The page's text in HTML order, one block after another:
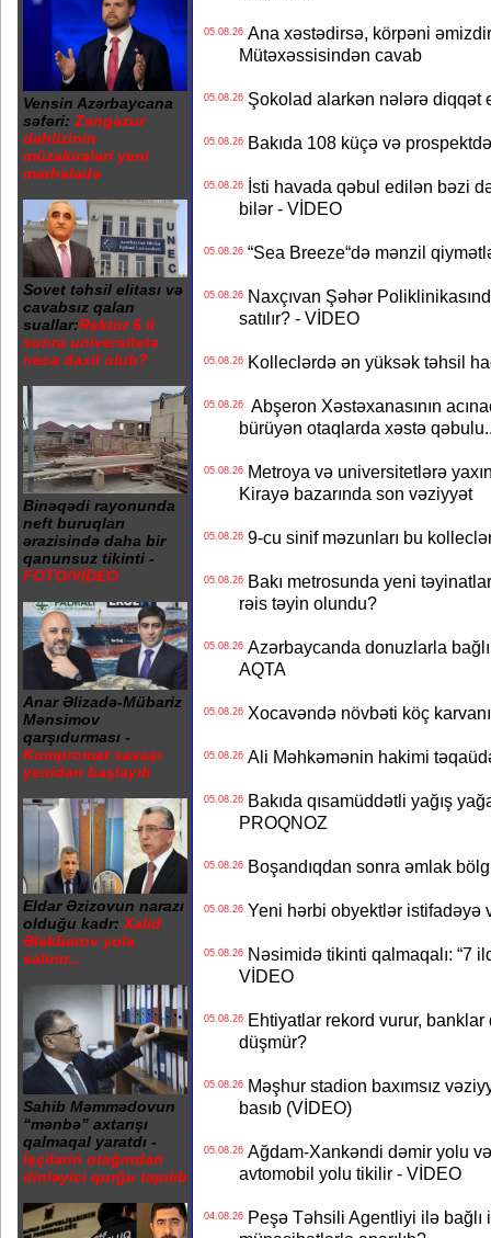
Vensin Azərbaycana
səfəri: Zəngəzur
dəhlizinin
müzakirələri yeni
mərhələdə
Sovet təhsil elitası və
cavabsız qalan
suallar:Rektor 6 il
sonra universitetə
necə daxil olub?
Binəqədi rayonunda
neft buruqları
ərazisində daha bir
qanunsuz tikinti -
FOTO/VİDEO
Anar Əlizadə-Mübariz
Mənsimov
qarşıdurması -
Kompromat savaşı
yenidən başlayıb
Eldar Əzizovun narazı
olduğu kadr: Xalid
Ələkbərov yola
salınır...
Sahib Məmmədovun
“mənbə” axtarışı
qalmaqal yaratdı -
İşçilərin otağından
dinləyici qurğu tapılıb
05.08.26Ana xəstədirsə, körpəni
Mütəxəssisindən cavab
05.08.26Şokolad alarkən nələrə diqqət
05.08.26Bakıda 108 küçə və
05.08.26İsti havada qəbul edilən bəzi
bilər - VİDEO
05.08.26“Sea Breeze“də mənzil
05.08.26Naxçıvan Şəhər
satılır? - VİDEO
05.08.26Kolleclərdə ən yüksək təhsil
05.08.26Abşeron Xəstəxanasının
bürüyən otaqlarda xəstə
05.08.26Metroya və universitetlərə
Kirayə bazarında son vəziyyət
05.08.269-cu sinif məzunları bu
05.08.26Bakı metrosunda yeni
rəis təyin olundu?
05.08.26Azərbaycanda donuzlarla
AQTA
05.08.26Xocavəndə növbəti köç
05.08.26Ali Məhkəmənin hakimi
05.08.26Bakıda qısamüddətli yağış
PROQNOZ
05.08.26Boşandıqdan sonra əmlak
05.08.26Yeni hərbi obyektlər istifadəyə
05.08.26Nəsimidə tikinti qalmaqalı: “7
VİDEO
05.08.26Ehtiyatlar rekord vurur, banklar
düşmür?
05.08.26Məşhur stadion baxımsız
basıb (VİDEO)
05.08.26Ağdam-Xankəndi dəmir yolu
avtomobil yolu tikilir - VİDEO
04.08.26Peşə Təhsili Agentliyi ilə bağlı